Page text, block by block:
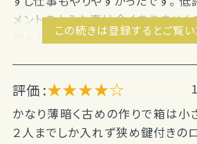
メントのような事は全くありませ
層も私的には全然よかったです（＾
この続きは登録するとご覧い
評価 :★★★★☆
かなり薄暗く古めの作りで箱は小
２人までしか入れず狭め鍵付きの